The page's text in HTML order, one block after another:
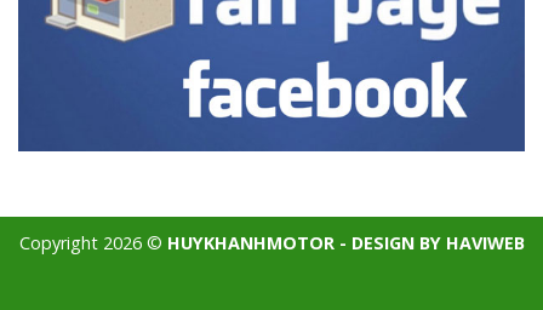
Copyright 2026 © HUYKHANHMOTOR - DESIGN BY HAVIWEB